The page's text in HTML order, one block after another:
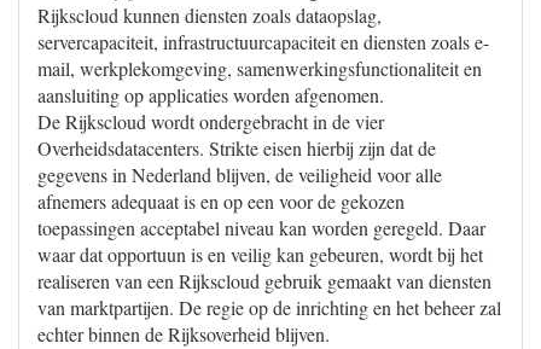
Rijkscloud kunnen diensten zoals dataopslag,
servercapaciteit, infrastructuurcapaciteit en diensten zoals e-
mail, werkplekomgeving, samenwerkingsfunctionaliteit en
aansluiting op applicaties worden afgenomen.
De Rijkscloud wordt ondergebracht in de vier
Overheidsdatacenters. Strikte eisen hierbij zijn dat de
gegevens in Nederland blijven, de veiligheid voor alle
afnemers adequaat is en op een voor de gekozen
toepassingen acceptabel niveau kan worden geregeld. Daar
waar dat opportuun is en veilig kan gebeuren, wordt bij het
realiseren van een Rijkscloud gebruik gemaakt van diensten
van marktpartijen. De regie op de inrichting en het beheer zal
echter binnen de Rijksoverheid blijven.